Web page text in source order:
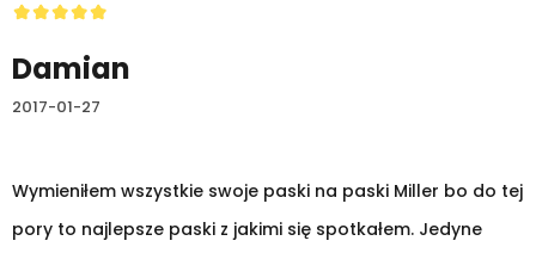
Damian
2017-01-27
Wymieniłem wszystkie swoje paski na paski Miller bo do tej
pory to najlepsze paski z jakimi się spotkałem. Jedyne